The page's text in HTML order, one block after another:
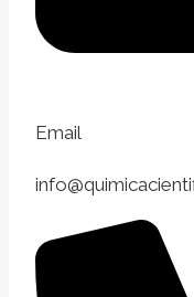
Email